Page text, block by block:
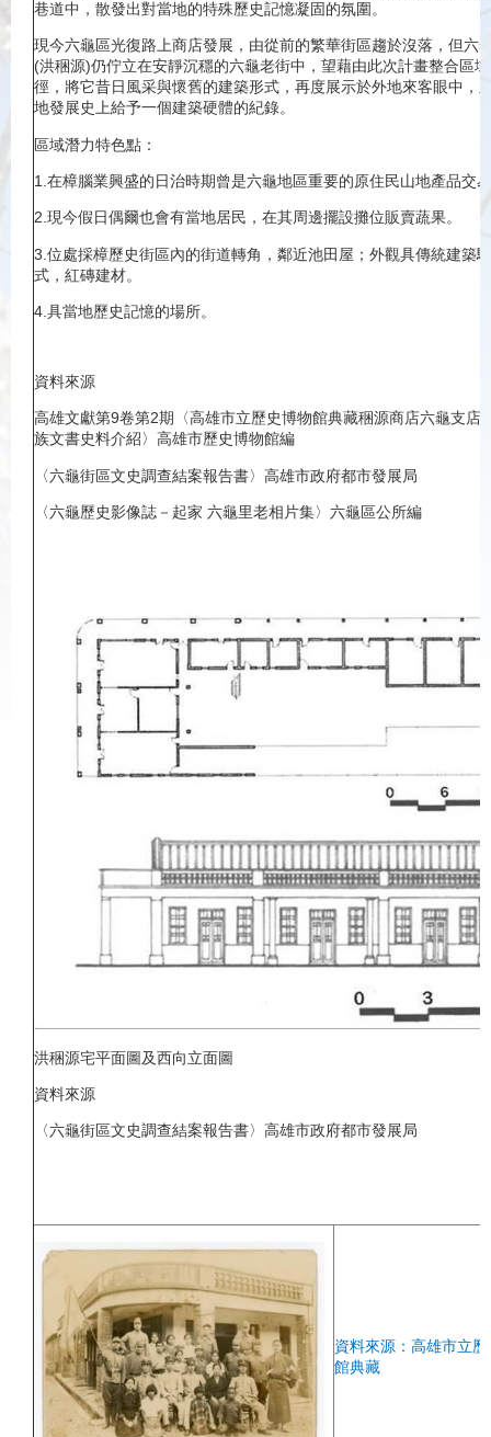
巷道中，散發出對當地的特殊歷史記憶凝固的氛圍。
現今六龜區光復路上商店發展，由從前的繁華街區趨於沒落，但六
(洪稇源)仍佇立在安靜沉穩的六龜老街中，望藉由此次計畫整合區
徑，將它昔日風采與懷舊的建築形式，再度展示於外地來客眼中，
地發展史上給予一個建築硬體的紀錄。
區域潛力特色點：
1.在樟腦業興盛的日治時期曾是六龜地區重要的原住民山地產品交
2.現今假日偶爾也會有當地居民，在其周邊擺設攤位販賣蔬果。
3.位處採樟歷史街區內的街道轉角，鄰近池田屋；外觀具傳統建築
式，紅磚建材。
4.具當地歷史記憶的場所。
資料來源
高雄文獻第9卷第2期〈高雄市立歷史博物館典藏稇源商店六龜支店
族文書史料介紹〉高雄市歷史博物館編
〈六龜街區文史調查結案報告書〉高雄市政府都市發展局
〈六龜歷史影像誌－起家 六龜里老相片集〉六龜區公所編
洪稇源宅平面圖及西向立面圖
資料來源
〈六龜街區文史調查結案報告書〉高雄市政府都市發展局
資料來源：高雄市立
館典藏